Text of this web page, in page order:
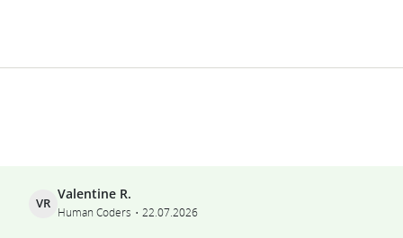
VR
Valentine R.
Human Coders 22.07.2026